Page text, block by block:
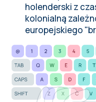
holenderski z
kolonialną
europejskiego